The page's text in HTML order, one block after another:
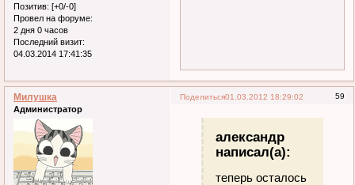
Позитив: [+0/-0]
Провел на форуме:
2 дня 0 часов
Последний визит:
04.03.2014 17:41:35
Поделиться 59
01.03.2012 18:29:02
Милушка
Администратор
александр
написал(а):
теперь осталось